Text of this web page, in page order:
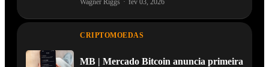
CRIPTOMOEDAS
MB | Mercado Bitcoin anuncia primeira